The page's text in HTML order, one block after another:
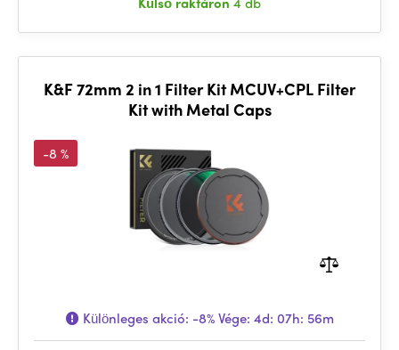
K&F 72mm 2 in 1 Filter Kit MCUV+CPL Filter
Kit with Metal Caps
-8 %
Különleges akció: -8%Vége: 4d: 07h: 56m